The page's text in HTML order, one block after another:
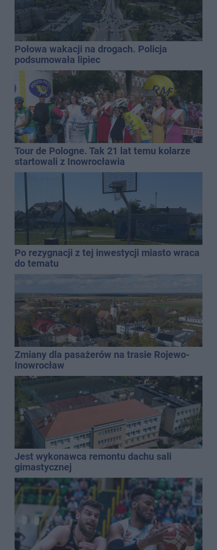
Połowa wakacji na drogach. Policja
podsumowała lipiec
Tour de Pologne. Tak 21 lat temu kolarze
startowali z Inowrocławia
Po rezygnacji z tej inwestycji miasto wraca
do tematu
Zmiany dla pasażerów na trasie Rojewo-
Inowrocław
Jest wykonawca remontu dachu sali
gimastycznej